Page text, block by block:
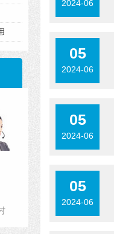
2024-06
05
2024-06
05
2024-06
05
2024-06